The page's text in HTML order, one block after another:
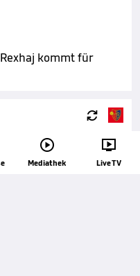
kommt für


Mediathek

Live TV